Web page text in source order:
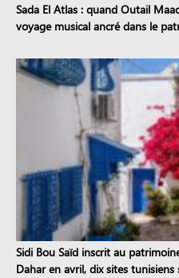
Sada El Atlas : quand Outail
voyage musical ancré dans le
Sidi Bou Saïd inscrit au
Dahar en avril, dix sites tunisiens